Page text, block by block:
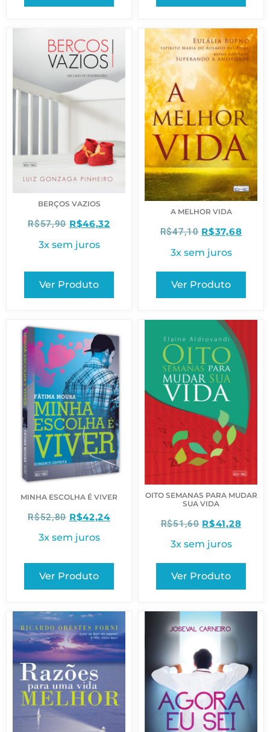
BERÇOS VAZIOS
R$57,90 R$46,32
3x sem juros
Ver Produto
A MELHOR VIDA
R$47,10 R$37,68
3x sem juros
Ver Produto
MINHA ESCOLHA É VIVER
R$52,80 R$42,24
3x sem juros
Ver Produto
OITO SEMANAS PARA MUDAR
SUA VIDA
R$51,60 R$41,28
3x sem juros
Ver Produto